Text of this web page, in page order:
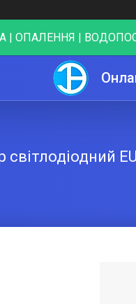
| ОПАЛЕННЯ |